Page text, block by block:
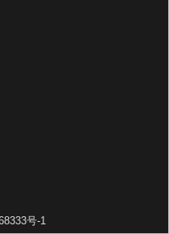
号-1